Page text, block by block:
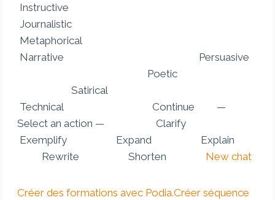
Instructive
Journalistic
Metaphorical
Narrative Persuasive
Poetic
Satirical
Technical Continue —
Select an action — Clarify
Exemplify Expand Explain
Rewrite Shorten New chat
Créer des formations avec Podia.Créer séquence